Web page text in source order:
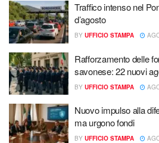
Traffico intenso nel
d’agosto
BY UFFICIO STAMPA
Rafforzamento delle
savonese: 22 nuovi
BY UFFICIO STAMPA
Nuovo impulso alla
ma urgono fondi
BY UFFICIO STAMPA